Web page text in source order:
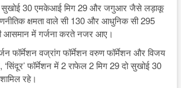
सुखोई 30 एमकेआई मिग 29 और जगुआर जैसे लड़ाकू
क्षमता वाले सी 130 और आधुनिक सी 295
आसमान में गर्जना करते नजर आए।
फॉर्मेशन वज्रांग फॉर्मेशन वरुण फॉर्मेशन और विजय
‘सिंदूर’ फॉर्मेशन में 2 राफेल 2 मिग 29 दो सुखोई 30
रहे।